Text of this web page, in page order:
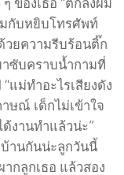
กับหยิบโทรศัพท์
วยความรีบร้อนติ๊ก
าซับคราบน้ำกามที่
แม่ทำอะไรเสียงดัง
ษณ์ เด็กไม่เข้าใจ
งานทำแล้วน่ะ”
บ้านกันน่ะลูกวันนี้
กลูกเธอ แล้วสอง